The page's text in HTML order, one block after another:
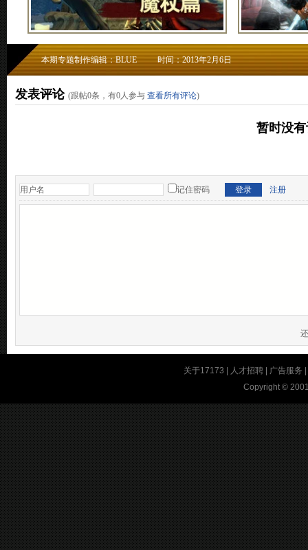
本期专题制作编辑：BLUE 时间：2013年2月6日
发表评论 (跟帖0条，有0人参与 查看所有评论)
暂时没
记住密码 注册
关于17173 人才招聘 广告服务
Copyright ©